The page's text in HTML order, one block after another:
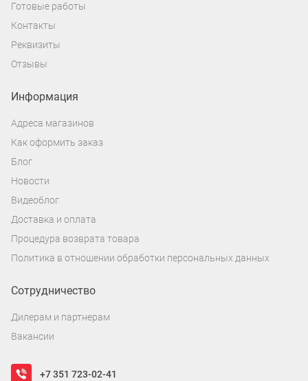
Готовые работы
Контакты
Реквизиты
Отзывы
Информация
Адреса магазинов
Как оформить заказ
Блог
Новости
Видеоблог
Доставка и оплата
Процедура возврата товара
Политика в отношении обработки персональных данных
Сотрудничество
Дилерам и партнерам
Вакансии
+7 351 723-02-41